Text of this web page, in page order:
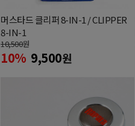
머스타드 클리퍼 8-IN-1 / CLIPPER
8-IN-1
10,500원
10% 9,500원